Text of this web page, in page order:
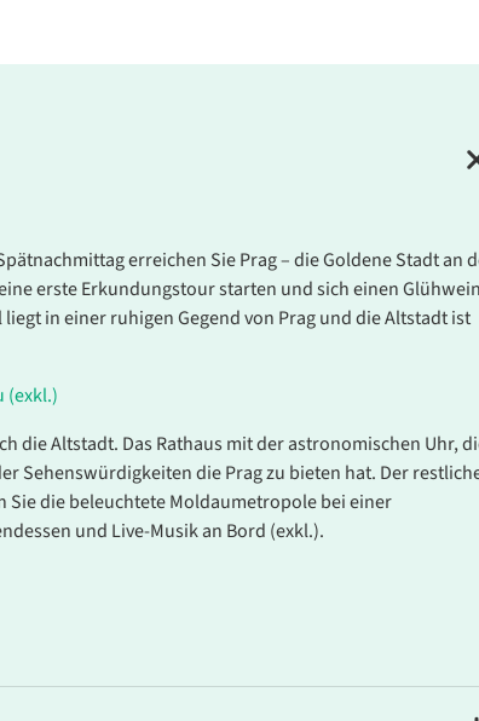
Bitte wenden Sie sich an unser Service-Center.
erreichen Sie Prag – die Goldene Stadt an
erste Erkundungstour starten und sich einen Glühwein
in einer ruhigen Gegend von Prag und die Altstadt ist
(exkl.)
die Altstadt. Das Rathaus mit der astronomischen Uhr,
Sehenswürdigkeiten die Prag zu bieten hat. Der
Sie die beleuchtete Moldaumetropole bei einer
und Live-Musik an Bord (exkl.).